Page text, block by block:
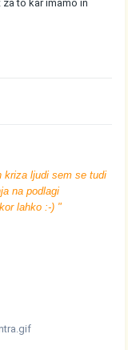
to kar imamo in
kriza ljudi sem se tudi
na podlagi
lahko :-) "